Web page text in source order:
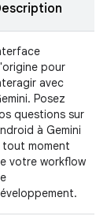
pour
avec
Posez
questions sur
à Gemini
tout moment
votre workflow